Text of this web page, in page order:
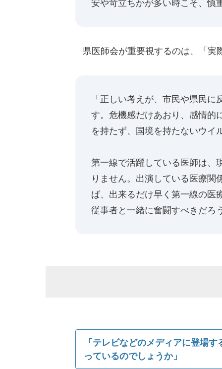
安や苛立ちかが多い時こそ、慎
県医師会が重要視するのは、「実
「正しい考えが、市民や県民
す。危機感だけあおり、感情的
を持たず、国境を持たないウイ
第一線で活躍している医師は、
りません。出演している医療関
ば、出来るだけ早く第一線の医
従事者と一緒に奮闘すべきだろ
「テレビなどのメディアに登場
っているのでしょうか」